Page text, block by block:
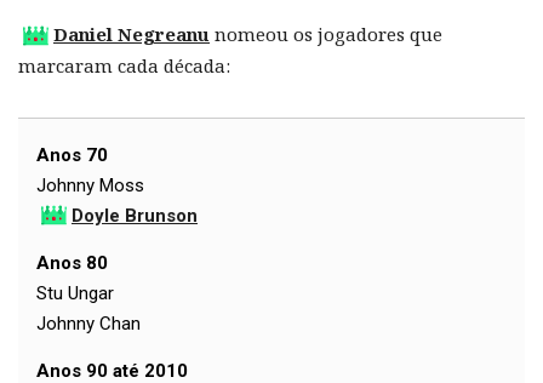
Daniel Negreanu nomeou os jogadores que
marcaram cada década:
Anos 70
Johnny Moss
Doyle Brunson
Anos 80
Stu Ungar
Johnny Chan
Anos 90 até 2010